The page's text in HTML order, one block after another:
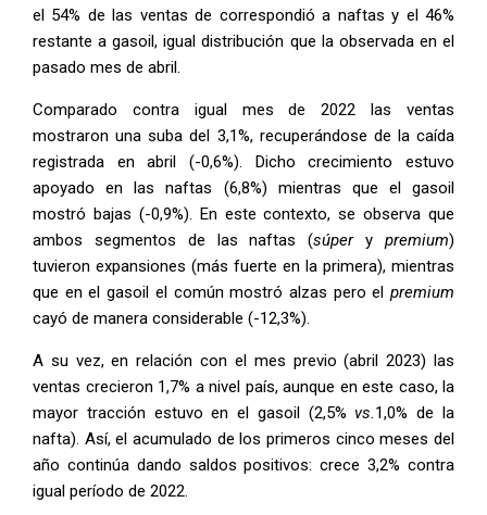
el 54% de las ventas de correspondió a naftas y el 46%
restante a gasoil, igual distribución que la observada en el
pasado mes de abril.
Comparado contra igual mes de 2022 las ventas
mostraron una suba del 3,1%, recuperándose de la caída
registrada en abril (-0,6%). Dicho crecimiento estuvo
apoyado en las naftas (6,8%) mientras que el gasoil
mostró bajas (-0,9%). En este contexto, se observa que
ambos segmentos de las naftas (súperypremium)
tuvieron expansiones (más fuerte en la primera), mientras
que en el gasoil el común mostró alzas pero el premium
cayó de manera considerable (-12,3%).
A su vez, en relación con el mes previo (abril 2023) las
ventas crecieron 1,7% a nivel país, aunque en este caso, la
mayor tracción estuvo en el gasoil (2,5% vs.1,0% de la
nafta). Así, el acumulado de los primeros cinco meses del
año continúa dando saldos positivos: crece 3,2% contra
igual período de 2022.